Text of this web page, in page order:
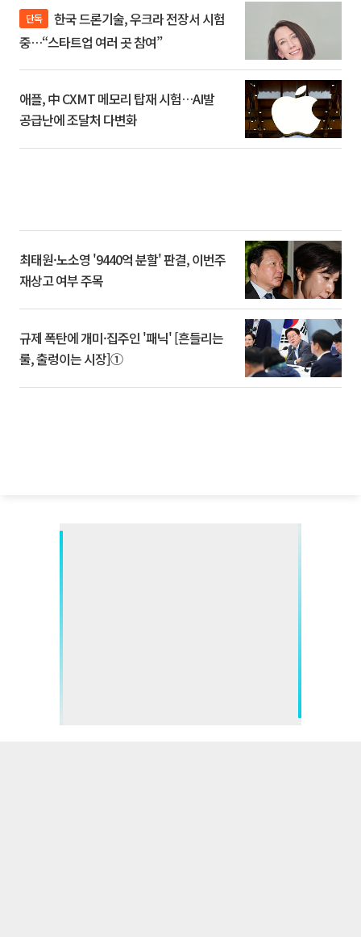
단독
중…“스타트업 여러 곳 참여”
애플, 中 CXMT 메모리 탑재 시험…AI발
공급난에 조달처 다변화
최태원·노소영 '9440억 분할' 판결, 이번주
재상고 여부 주목
규제 폭탄에 개미·집주인 '패닉' [흔들리는
룰, 출렁이는 시장]①